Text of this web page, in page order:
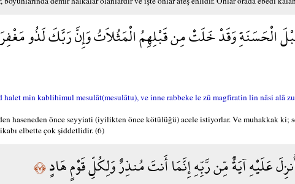
الْحَسَنَةِ وَقَدْ خَلَتْ مِن قَبْلِهِمُ الْمَثُلاَتُ وَإِنَّ رَبَّكَ لَذُو
min kablihimul mesulât(mesulâtu), ve inne rabbeke le zû magfiratin lin nâsi alâ
haseneden önce seyyiati (iyilikten önce kötülüğü) acele istiyorlar. Ve muhakkak ki;
elbette çok şiddetlidir. (6)
عَلَيْهِ آيَةٌ مِّن رَّبِّهِ إِنَّمَا أَنتَ مُنذِرٌ وَلِكُلِّ قَوْمٍ هَادٍ﴿٧﴾